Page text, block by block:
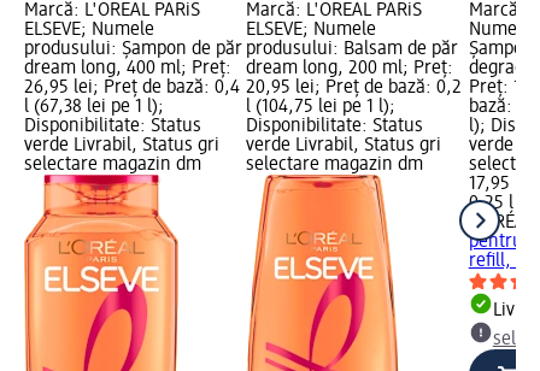
Marcă: L'ORÉAL PARiS
ELSEVE; Numele
produsului: Șampon de păr
dream long, 400 ml; Preț:
26,95 lei; Preț de bază: 0,4
l (67,38 lei pe 1 l);
Disponibilitate: Status
verde Livrabil, Status gri
selectare magazin dm
Marcă: L'ORÉAL PARiS
ELSEVE; Numele
produsului: Balsam de păr
dream long, 200 ml; Preț:
20,95 lei; Preț de bază: 0,2
l (104,75 lei pe 1 l);
Disponibilitate: Status
verde Livrabil, Status gri
selectare magazin dm
Marcă:
Numele
Preț:
bază:
l);
verde
17,95 lei
0,25 l
pentru
refill,